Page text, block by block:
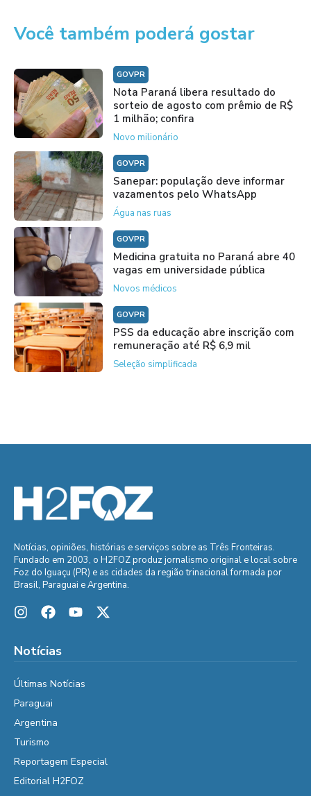
Você também poderá gostar
GOVPR
Nota Paraná libera resultado do
sorteio de agosto com prêmio de R$
1 milhão; confira
Novo milionário
GOVPR
Sanepar: população deve informar
vazamentos pelo WhatsApp
Água nas ruas
GOVPR
Medicina gratuita no Paraná abre 40
vagas em universidade pública
Novos médicos
GOVPR
PSS da educação abre inscrição com
remuneração até R$ 6,9 mil
Seleção simplificada
Notícias, opiniões, histórias e serviços sobre as Três Fronteiras.
Fundado em 2003, o H2FOZ produz jornalismo original e local sobre
Foz do Iguaçu (PR) e as cidades da região trinacional formada por
Brasil, Paraguai e Argentina.
Notícias
Últimas Notícias
Paraguai
Argentina
Turismo
Reportagem Especial
Editorial H2FOZ